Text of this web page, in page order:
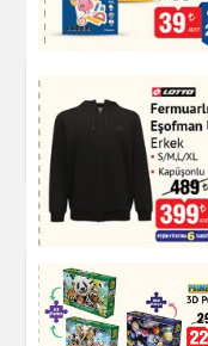
Dikkat Güçlendirme
Kitapları
Kitap & Dergi
Fermuarlı Eşofman
Üstü Erkek